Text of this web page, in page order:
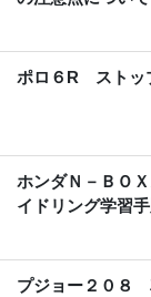
ポロ６R ストッ
ホンダＮ－ＢＯ
イドリング学習
プジョー２０８